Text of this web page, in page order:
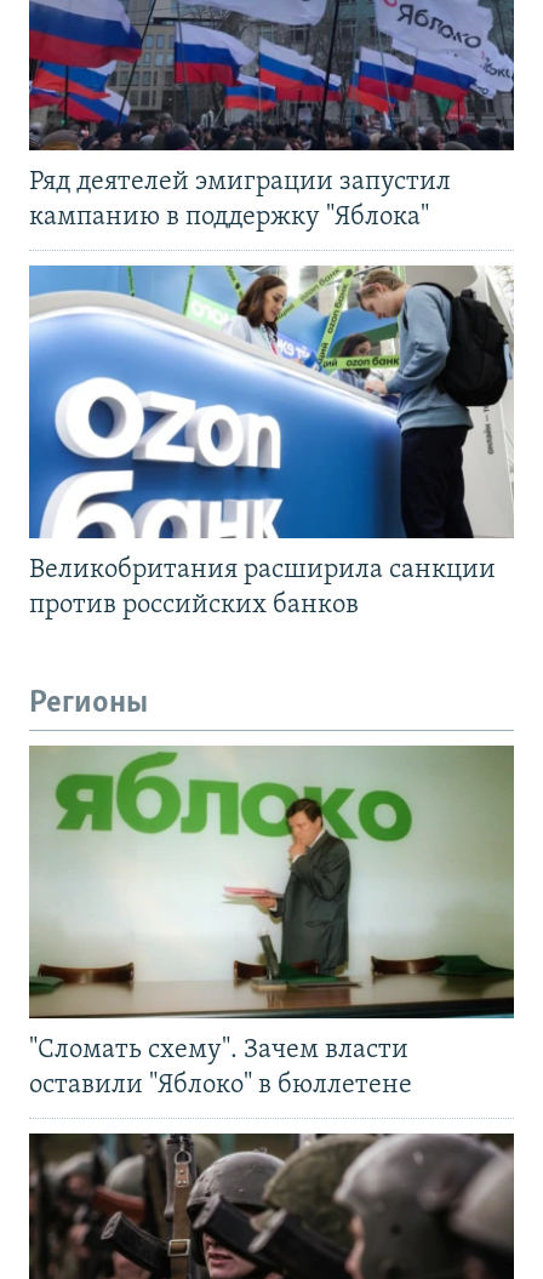
Ряд деятелей эмиграции запустил
кампанию в поддержку "Яблока"
Великобритания расширила санкции
против российских банков
Регионы
"Сломать схему". Зачем власти
оставили "Яблоко" в бюллетене